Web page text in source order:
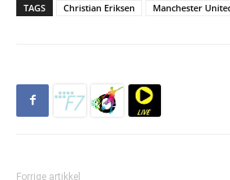
TAGS Christian Eriksen Manchester
Forrige artikkel